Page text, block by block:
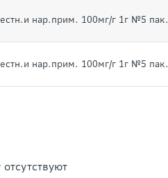
нар.прим. 100мг/г 1г №5 пак.
нар.прим. 100мг/г 1г №5 пак.